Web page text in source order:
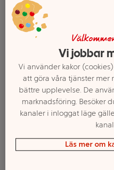
Välj butik
Vi jobbar
Vi använder kakor
att göra våra tjänster mer
bättre upplevelse. De
marknadsföring. Besöker
kanaler i inloggat läge
Läs mer om